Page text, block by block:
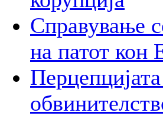
Справување
на патот кон